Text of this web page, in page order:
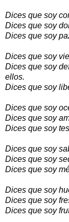
Dices que soy
Dices que soy
Dices que soy
Dices que soy
Dices que soy
ellos.
Dices que soy
Dices que soy
Dices que soy
Dices que soy
Dices que soy
Dices que soy
Dices que soy
Dices que soy
Dices que soy
Dices que soy